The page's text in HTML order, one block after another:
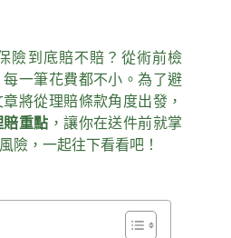
險到底賠不賠？從術前檢
一筆花費都不小。為了避
將從理賠條款角度出發，
賠重點 ，讓你在送件前就掌
險，一起往下看看吧！